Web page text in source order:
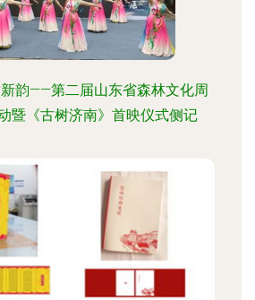
韵——第二届山东省森林文化周
暨《古树济南》首映仪式侧记